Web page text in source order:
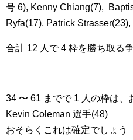
号 6), Kenny Chiang(7),
Ryfa(17), Patrick
合計 12 人で 4 枠を勝ち取る
34 〜 61 までで 1 人の枠は、
Kevin Coleman 選手(48)
おそらくこれは確定でしょう